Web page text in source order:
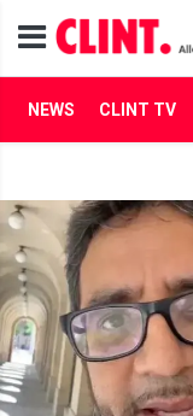
NEWS CLINT TV